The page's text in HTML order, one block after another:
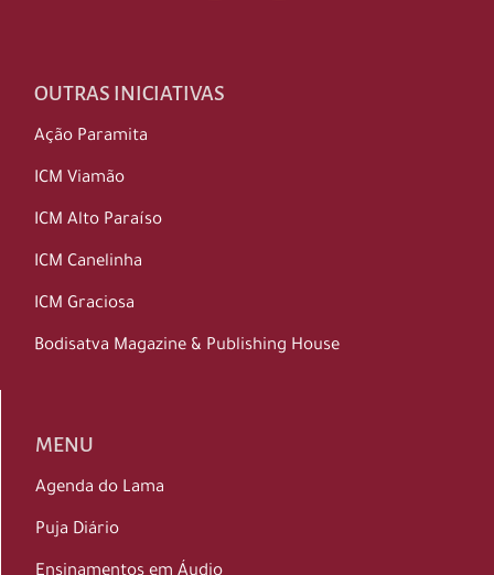
OUTRAS INICIATIVAS
Ação Paramita
ICM Viamão
ICM Alto Paraíso
ICM Canelinha
ICM Graciosa
Bodisatva Magazine & Publishing House
MENU
Agenda do Lama
Puja Diário